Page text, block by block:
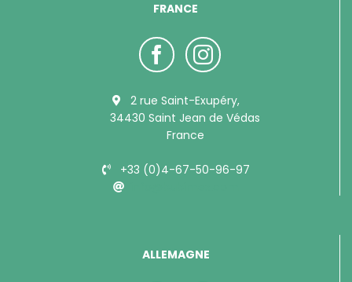
FRANCE
2 rue Saint-Exupéry,
34430 Saint Jean de Védas
France
+33 (0)4-67-50-96-97
ALLEMAGNE